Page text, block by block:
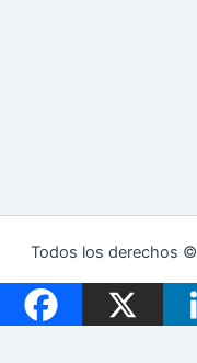
Todos los derechos ©